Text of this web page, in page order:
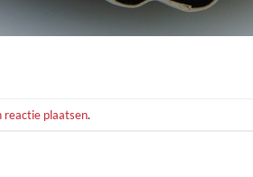
reactie plaatsen.